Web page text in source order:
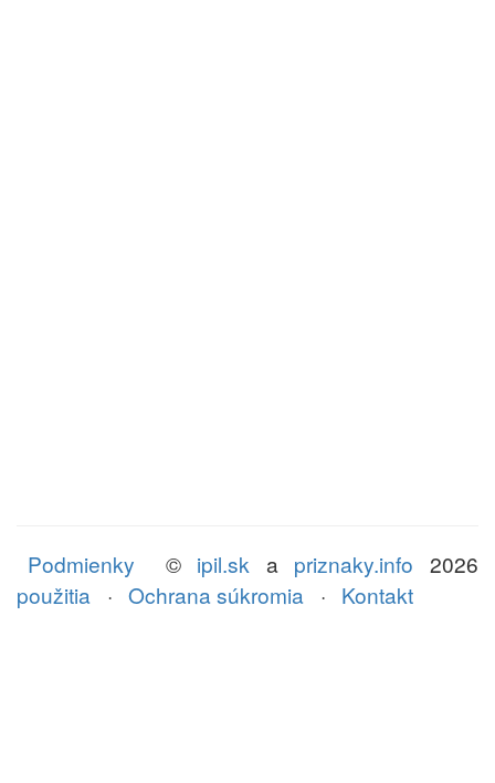
© ipil.sk a priznaky.info 2026
Podmienky
použitia · Ochrana súkromia · Kontakt